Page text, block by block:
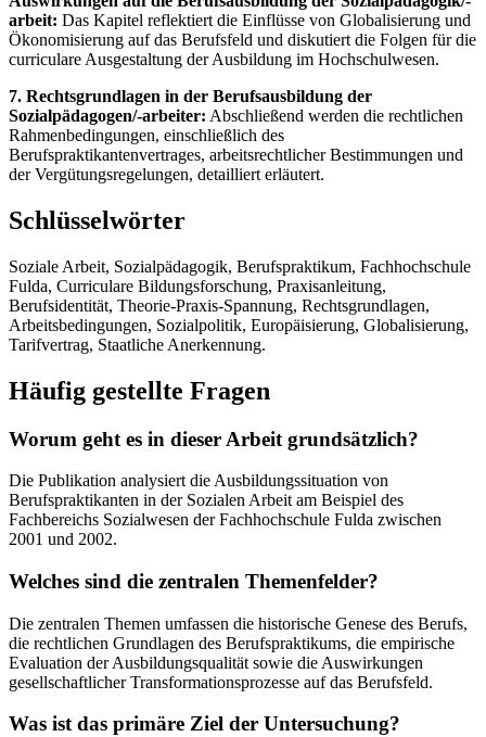
arbeit: Das Kapitel reflektiert die Einflüsse von Globalisierung und
Ökonomisierung auf das Berufsfeld und diskutiert die Folgen für die
curriculare Ausgestaltung der Ausbildung im Hochschulwesen.
7. Rechtsgrundlagen in der Berufsausbildung der
Sozialpädagogen/-arbeiter: Abschließend werden die rechtlichen
Rahmenbedingungen, einschließlich des
Berufspraktikantenvertrages, arbeitsrechtlicher Bestimmungen und
der Vergütungsregelungen, detailliert erläutert.
Schlüsselwörter
Soziale Arbeit, Sozialpädagogik, Berufspraktikum, Fachhochschule
Fulda, Curriculare Bildungsforschung, Praxisanleitung,
Berufsidentität, Theorie-Praxis-Spannung, Rechtsgrundlagen,
Arbeitsbedingungen, Sozialpolitik, Europäisierung, Globalisierung,
Tarifvertrag, Staatliche Anerkennung.
Häufig gestellte Fragen
Worum geht es in dieser Arbeit grundsätzlich?
Die Publikation analysiert die Ausbildungssituation von
Berufspraktikanten in der Sozialen Arbeit am Beispiel des
Fachbereichs Sozialwesen der Fachhochschule Fulda zwischen
2001 und 2002.
Welches sind die zentralen Themenfelder?
Die zentralen Themen umfassen die historische Genese des Berufs,
die rechtlichen Grundlagen des Berufspraktikums, die empirische
Evaluation der Ausbildungsqualität sowie die Auswirkungen
gesellschaftlicher Transformationsprozesse auf das Berufsfeld.
Was ist das primäre Ziel der Untersuchung?